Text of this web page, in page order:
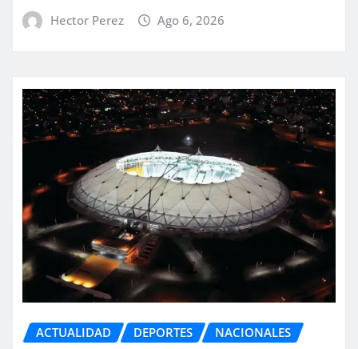
Hector Perez Ago 6, 2026
ACTUALIDAD DEPORTES NACIONALES